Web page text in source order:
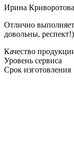
Ирина Криворотова
Отлично
довольны, респект!)
Качество
Уровень сервиса
Срок изготовления